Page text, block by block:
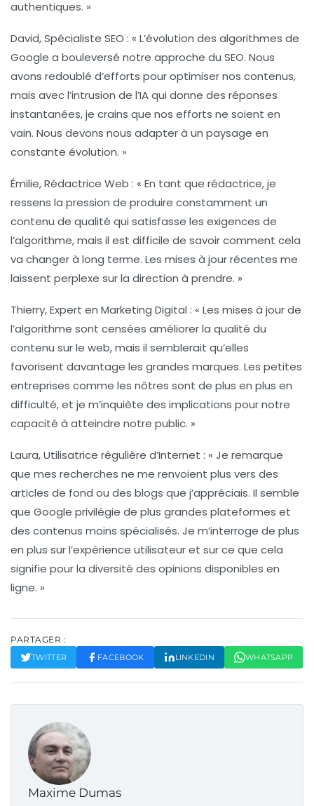
authentiques. »
David, Spécialiste SEO : « L’évolution des algorithmes de
Google a bouleversé notre approche du SEO. Nous
avons redoublé d’efforts pour optimiser nos contenus,
mais avec l’intrusion de l’IA qui donne des réponses
instantanées, je crains que nos efforts ne soient en
vain. Nous devons nous adapter à un paysage en
constante évolution. »
Émilie, Rédactrice Web : « En tant que rédactrice, je
ressens la pression de produire constamment un
contenu de qualité qui satisfasse les exigences de
l’algorithme, mais il est difficile de savoir comment cela
va changer à long terme. Les mises à jour récentes me
laissent perplexe sur la direction à prendre. »
Thierry, Expert en Marketing Digital : « Les mises à jour de
l’algorithme sont censées améliorer la qualité du
contenu sur le web, mais il semblerait qu’elles
favorisent davantage les grandes marques. Les petites
entreprises comme les nôtres sont de plus en plus en
difficulté, et je m’inquiète des implications pour notre
capacité à atteindre notre public. »
Laura, Utilisatrice régulière d’Internet : « Je remarque
que mes recherches ne me renvoient plus vers des
articles de fond ou des blogs que j’appréciais. Il semble
que Google privilégie de plus grandes plateformes et
des contenus moins spécialisés. Je m’interroge de plus
en plus sur l’expérience utilisateur et sur ce que cela
signifie pour la diversité des opinions disponibles en
ligne. »
PARTAGER :
TWITTER FACEBOOK LINKEDIN WHATSAPP
Maxime Dumas